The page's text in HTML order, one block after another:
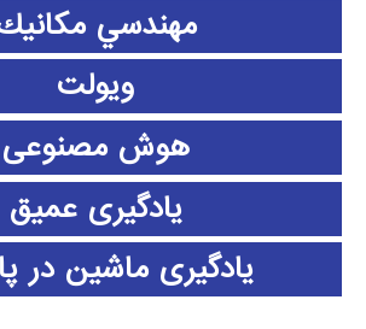
مهندسي
ویولت
هوش مصنوعی
یادگیری عمیق
یادگیری ماشین در